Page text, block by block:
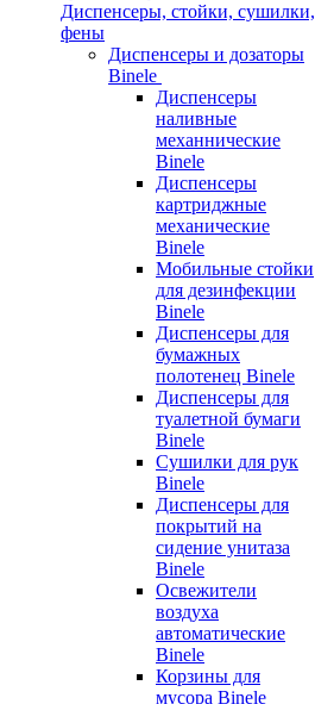
Диспенсеры, стойки, сушилки,
фены
Диспенсеры и дозаторы
Binele
Диспенсеры
наливные
механнические
Binele
Диспенсеры
картриджные
механические
Binele
Мобильные стойки
для дезинфекции
Binele
Диспенсеры для
бумажных
полотенец Binele
Диспенсеры для
туалетной бумаги
Binele
Сушилки для рук
Binele
Диспенсеры для
покрытий на
сидение унитаза
Binele
Освежители
воздуха
автоматические
Binele
Корзины для
мусора Binele